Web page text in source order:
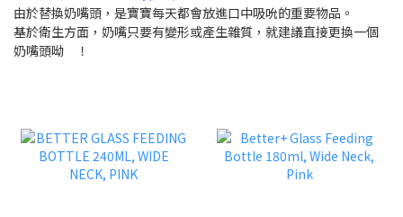
由於替換奶嘴頭，是寶寶每天都會放進口中吸吮的重要物品。
基於衛生方面，奶嘴只要有變形或產生雜質，就建議直接更換一個
奶嘴頭呦 ！